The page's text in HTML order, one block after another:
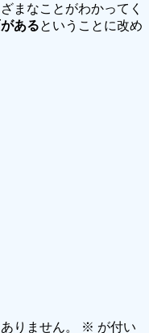
まなことがわかってく
あるということに改め
りません。 ※ が付い